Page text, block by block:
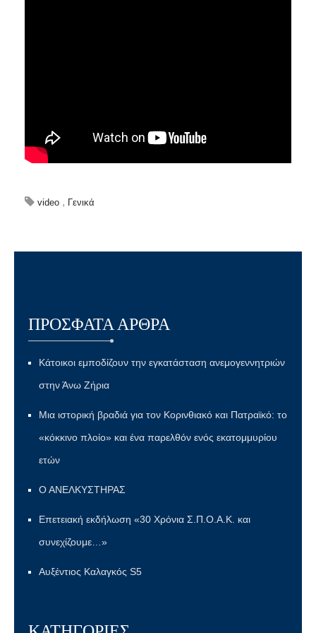
video , Γενικά
ΠΡΌΣΦΑΤΑ ΆΡΘΡΑ
Κάτοικοι εμποδίζουν την εγκατάσταση ανεμογεννητριών
στην Άνω Ζήρια
Μια ιστορική βραδιά για τον Κορινθιακό και Πατραϊκό: το
«κόκκινο πλοίο» και ένα παρελθόν ενός εκατομμυρίου
ετών
Ο ΑΝΕΛΚΥΣΤΗΡΑΣ
Επετειακή εκδήλωση «30 Χρόνια Σ.Π.Ο.Α.Κ. και
συνεχίζουμε…»
Αυξέντιος Καλαγκός S5